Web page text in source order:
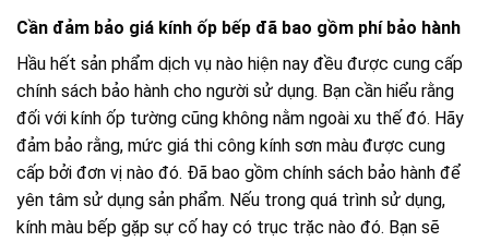
Cần đảm bảo giá kính ốp bếp đã bao gồm phí bảo hành
Hầu hết sản phẩm dịch vụ nào hiện nay đều được cung cấp
chính sách bảo hành cho người sử dụng. Bạn cần hiểu rằng
đối với kính ốp tường cũng không nằm ngoài xu thế đó. Hãy
đảm bảo rằng, mức giá thi công kính sơn màu được cung
cấp bởi đơn vị nào đó. Đã bao gồm chính sách bảo hành để
yên tâm sử dụng sản phẩm. Nếu trong quá trình sử dụng,
kính màu bếp gặp sự cố hay có trục trặc nào đó. Bạn sẽ